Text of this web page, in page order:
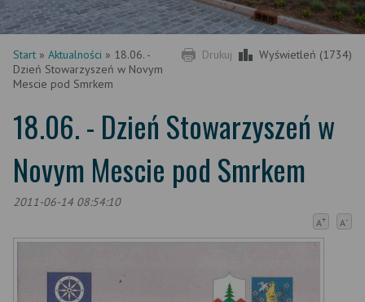
Drukuj Wyświetleń (1734)
Start » Aktualności » 18.06. -
Dzień Stowarzyszeń w Novym
Mescie pod Smrkem
18.06. - Dzień Stowarzyszeń w
Novym Mescie pod Smrkem
2011-06-14 08:54:10
A+ A-